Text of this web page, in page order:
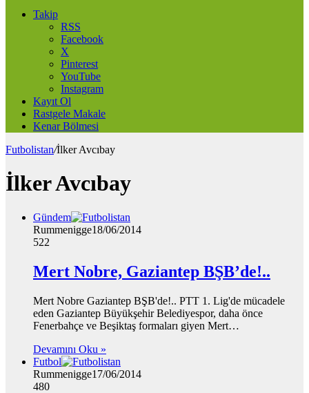
Takip
RSS
Facebook
X
Pinterest
YouTube
Instagram
Kayıt Ol
Rastgele Makale
Kenar Bölmesi
Futbolistan/İlker Avcıbay
İlker Avcıbay
Gündem
Rummenigge18/06/2014
522
Mert Nobre, Gaziantep BŞB’de!..
Mert Nobre Gaziantep BŞB'de!.. PTT 1. Lig'de mücadele
eden Gaziantep Büyükşehir Belediyespor, daha önce
Fenerbahçe ve Beşiktaş formaları giyen Mert…
Devamını Oku »
Futbol
Rummenigge17/06/2014
480